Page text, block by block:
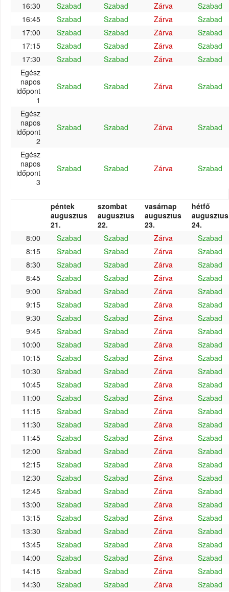
16:30 Szabad Szabad Zárva
Szabad
16:45
Szabad Szabad Zárva
Szabad
17:00
Szabad Szabad Zárva
Szabad
17:15
Szabad Szabad Zárva
Szabad
17:30
Szabad Szabad Zárva
Szabad
Egész
napos
időpont
1
Szabad Szabad Zárva Szabad
Egész
napos
időpont
2
Szabad Szabad Zárva Szabad
Egész
napos
időpont
3
Szabad Szabad Zárva Szabad
péntek
augusztus
21.
szombat
augusztus
22.
vasárnap
augusztus
23.
hétfő
augusztus
24.
8:00
Szabad Szabad Zárva
Szabad
8:15
Szabad Szabad Zárva
Szabad
8:30
Szabad Szabad Zárva
Szabad
8:45
Szabad Szabad Zárva
Szabad
9:00
Szabad Szabad Zárva
Szabad
9:15
Szabad Szabad Zárva
Szabad
9:30
Szabad Szabad Zárva
Szabad
9:45
Szabad Szabad Zárva
Szabad
10:00
Szabad Szabad Zárva
Szabad
10:15
Szabad Szabad Zárva
Szabad
10:30
Szabad Szabad Zárva
Szabad
10:45
Szabad Szabad Zárva
Szabad
11:00
Szabad Szabad Zárva
Szabad
11:15
Szabad Szabad Zárva
Szabad
11:30
Szabad Szabad Zárva
Szabad
11:45
Szabad Szabad Zárva
Szabad
12:00
Szabad Szabad Zárva
Szabad
12:15
Szabad Szabad Zárva
Szabad
12:30
Szabad Szabad Zárva
Szabad
12:45
Szabad Szabad Zárva
Szabad
13:00
Szabad Szabad Zárva
Szabad
13:15
Szabad Szabad Zárva
Szabad
13:30
Szabad Szabad Zárva
Szabad
13:45
Szabad Szabad Zárva
Szabad
14:00
Szabad Szabad Zárva
Szabad
14:15
Szabad Szabad Zárva
Szabad
14:30
Szabad Szabad Zárva
Szabad